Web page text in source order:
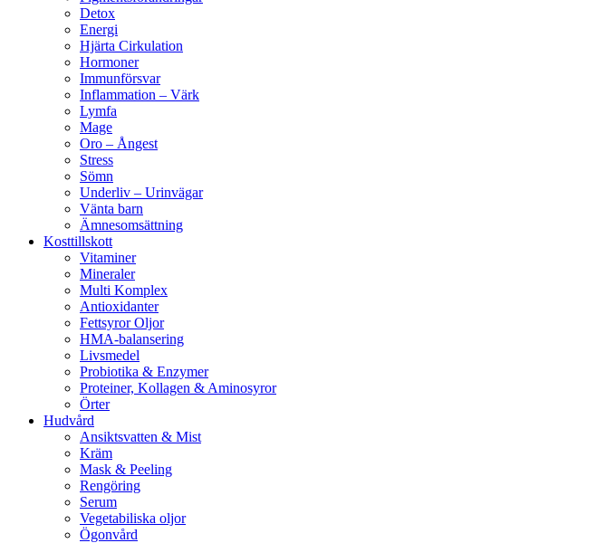
Detox
Energi
Hjärta Cirkulation
Hormoner
Immunförsvar
Inflammation – Värk
Lymfa
Mage
Oro – Ångest
Stress
Sömn
Underliv – Urinvägar
Vänta barn
Ämnesomsättning
Kosttillskott
Vitaminer
Mineraler
Multi Komplex
Antioxidanter
Fettsyror Oljor
HMA-balansering
Livsmedel
Probiotika & Enzymer
Proteiner, Kollagen & Aminosyror
Örter
Hudvård
Ansiktsvatten & Mist
Kräm
Mask & Peeling
Rengöring
Serum
Vegetabiliska oljor
Ögonvård